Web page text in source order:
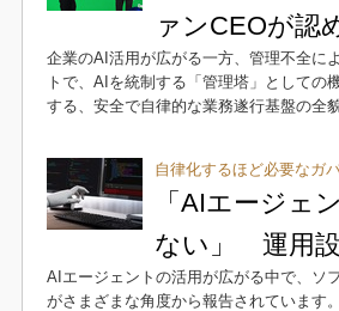
ァンCEOが認
企業のAI活用が広がる一方、管理不全に
トで、AIを統制する「管理塔」として
する、安全で自律的な業務遂行基盤の全
自律化するほど必要なガ
「AIエージェ
ない」 運用
AIエージェントの活用が広がる中で、ソ
がさまざまな角度から報告されています